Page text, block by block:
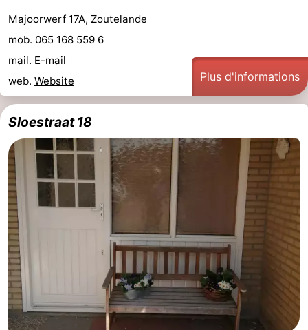
Majoorwerf 17A, Zoutelande
mob. 065 168 559 6
mail. E-mail
web. Website Plus d'informations
Sloestraat 18